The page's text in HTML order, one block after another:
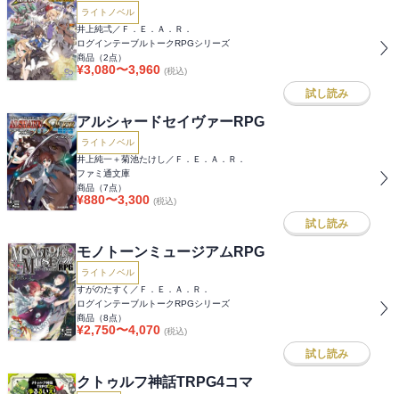
ライトノベル
井上純弌／Ｆ．Ｅ．Ａ．Ｒ．
ログインテーブルトークRPGシリーズ
商品（2点）
¥3,080〜3,960 (税込)
試し読み
アルシャードセイヴァーRPG
ライトノベル
井上純一＋菊池たけし／Ｆ．Ｅ．Ａ．Ｒ．
ファミ通文庫
商品（7点）
¥880〜3,300 (税込)
試し読み
モノトーンミュージアムRPG
ライトノベル
すがのたすく／Ｆ．Ｅ．Ａ．Ｒ．
ログインテーブルトークRPGシリーズ
商品（8点）
¥2,750〜4,070 (税込)
試し読み
クトゥルフ神話TRPG4コマ